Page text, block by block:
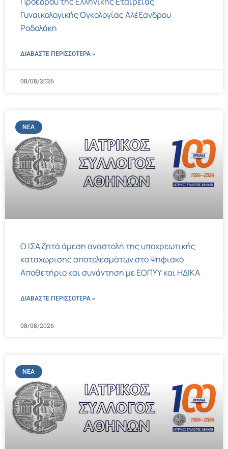
Γυναικολογικής Ογκολογίας Αλέξανδρου
Ροδολάκη
ΔΙΑΒΑΣΤΕ ΠΕΡΙΣΣΌΤΕΡΑ »
08/08/2026
ΝΈΑ
Ο ΙΣΑ ζητά άμεση αναστολή της υποχρεωτικής
καταχώρισης αποτελεσμάτων στο Ψηφιακό
Αποθετήριο και συνάντηση με ΕΟΠΥΥ και ΗΔΙΚΑ
ΔΙΑΒΑΣΤΕ ΠΕΡΙΣΣΌΤΕΡΑ »
08/08/2026
ΝΈΑ